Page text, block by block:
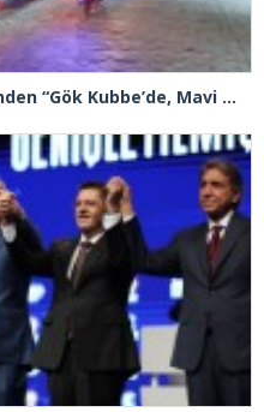
İstanbul Emniyet Müdürlüğünden “Gök Kubbe’de, Mavi Vatan’da, Şanlı Topraklarda: İstanbul Emniyeti Her Yerde” paylaşımı